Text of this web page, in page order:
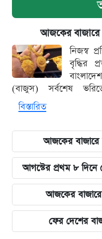
আজকের বাজারে
নিজস্ব
বৃদ্ধির
(বাজুস) সর্বশেষ
বিস্তারিত
আজকের বাজারে
আগস্টের প্রথম ৮ দিনে
আজকের বাজারে
ফের দেশের